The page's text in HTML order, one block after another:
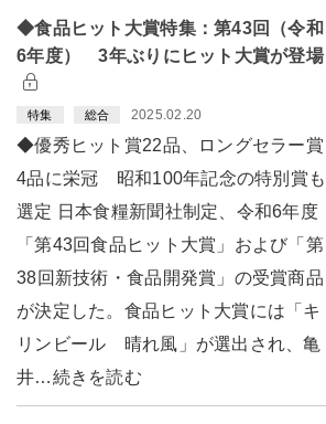
◆食品ヒット大賞特集：第43回（令和
6年度） 3年ぶりにヒット大賞が登場
特集 総合 2025.02.20
◆優秀ヒット賞22品、ロングセラー賞
4品に栄冠 昭和100年記念の特別賞も
選定 日本食糧新聞社制定、令和6年度
「第43回食品ヒット大賞」および「第
38回新技術・食品開発賞」の受賞商品
が決定した。食品ヒット大賞には「キ
リンビール 晴れ風」が選出され、亀
井…続きを読む